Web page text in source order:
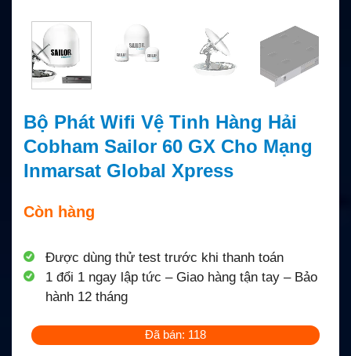
Bộ Phát Wifi Vệ Tinh Hàng Hải
Cobham Sailor 60 GX Cho Mạng
Inmarsat Global Xpress
Còn hàng
Được dùng thử test trước khi thanh toán
1 đổi 1 ngay lập tức – Giao hàng tận tay – Bảo
hành 12 tháng
Đã bán: 118